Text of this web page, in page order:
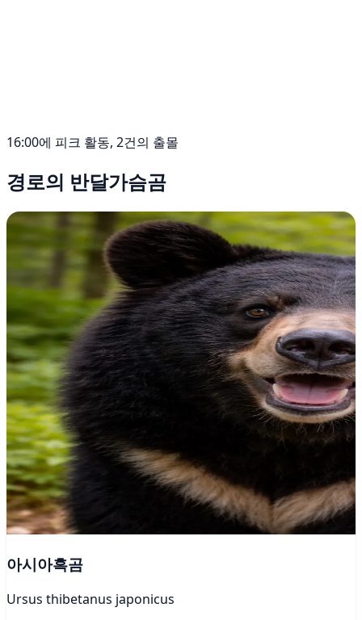
16:00에 피크 활동, 2건의 출몰
경로의 반달가슴곰
아시아흑곰
Ursus thibetanus japonicus